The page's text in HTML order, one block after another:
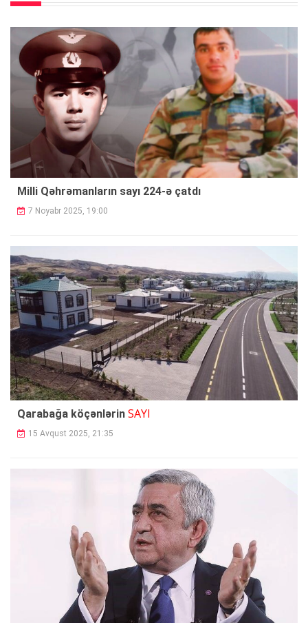
Milli Qəhrəmanların sayı 224-ə çatdı
7 Noyabr 2025, 19:00
Qarabağa köçənlərin SAYI
15 Avqust 2025, 21:35